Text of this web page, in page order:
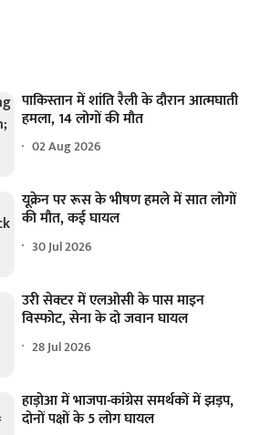
पाकिस्तान में शांति रैली के दौरान आत्मघाती
हमला, 14 लोगों की मौत
02 Aug 2026
यूक्रेन पर रूस के भीषण हमले में सात लोगों
की मौत, कई घायल
30 Jul 2026
उरी सेक्टर में एलओसी के पास माइन
विस्फोट, सेना के दो जवान घायल
28 Jul 2026
हाड़ोआ में भाजपा-कांग्रेस समर्थकों में झड़प,
दोनों पक्षों के 5 लोग घायल